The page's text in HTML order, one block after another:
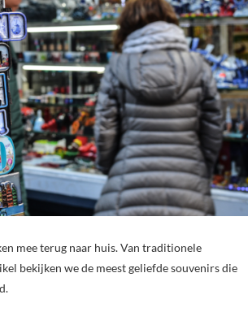
mee terug naar huis. Van traditionele
bekijken we de meest geliefde souvenirs die